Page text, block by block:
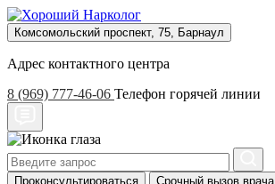
Комсомольский проспект, 75, Барнаул
Адрес контактного центра
8 (969) 777-46-06 Телефон горячей линии
Проконсультироваться Срочный вызов врача